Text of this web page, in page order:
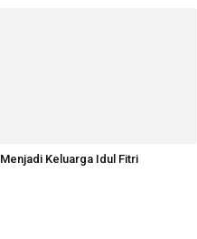
Menjadi Keluarga Idul Fitri